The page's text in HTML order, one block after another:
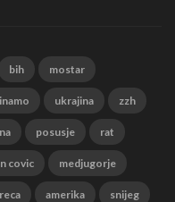
bih mostar
ukrajina zzh
posusje rat
covic medjugorje
amerika snijeg